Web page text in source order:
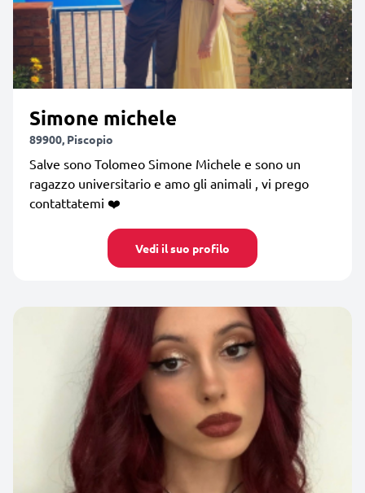
Simone michele
89900, Piscopio
Salve sono Tolomeo Simone Michele e sono un
ragazzo universitario e amo gli animali , vi prego
contattatemi ❤️
Vedi il suo profilo